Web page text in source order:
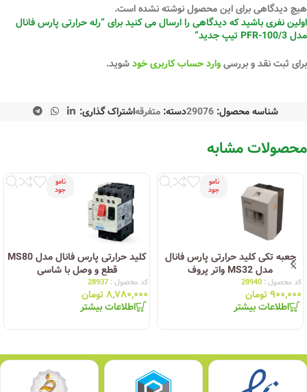
هیچ دیدگاهی برای این محصول نوشته نشده است.
اولین نفری باشید که دیدگاهی را ارسال می کنید برای “رله حرارتی پارس فانال
مدل PFR-100/3 تیپ جدید”
برای ثبت نقد و بررسیوارد حساب کاربری خودشوید.
شناسه محصول: 29076دسته: متفرقهاشتراک گذاری:
محصولات مشابه
نامو
جود
جعبه تکی کلید حرارتی پارس فانال
مدل MS32 واتر پروف
کد محصول : 28940
۹۰۰,۰۰۰تومان
اطلاعات بیشتر
نامو
جود
کلید حرارتی پارس فانال مدل MS80
قطع و وصل با شاسی
کد محصول : 28937
۸,۷۸۰,۰۰۰تومان
اطلاعات بیشتر